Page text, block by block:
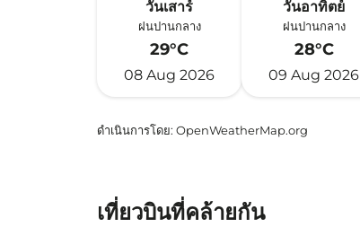
วันเสาร์
ฝนปานกลาง
29°C
08 Aug 2026
วันอาทิตย์
ฝนปานกลาง
28°C
09 Aug 2026
ดำเนินการโดย: OpenWeatherMap.org
เที่ยวบินที่คล้ายกัน